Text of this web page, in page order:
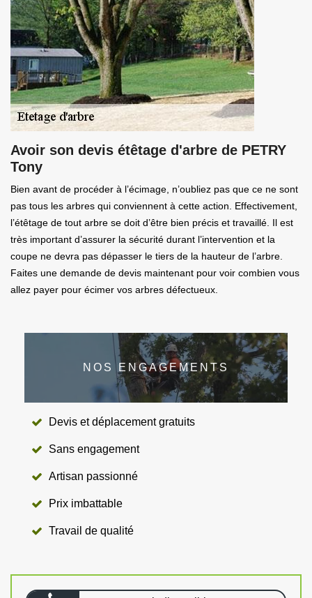
Avoir son devis étêtage d'arbre de PETRY
Tony
Bien avant de procéder à l’écimage, n’oubliez pas que ce ne sont
pas tous les arbres qui conviennent à cette action. Effectivement,
l’étêtage de tout arbre se doit d’être bien précis et travaillé. Il est
très important d’assurer la sécurité durant l’intervention et la
coupe ne devra pas dépasser le tiers de la hauteur de l’arbre.
Faites une demande de devis maintenant pour voir combien vous
allez payer pour écimer vos arbres défectueux.
NOS ENGAGEMENTS
Devis et déplacement gratuits
Sans engagement
Artisan passionné
Prix imbattable
Travail de qualité